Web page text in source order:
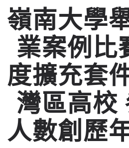
嶺南大學
業案例比
度擴充套
灣區高校
人數創歷